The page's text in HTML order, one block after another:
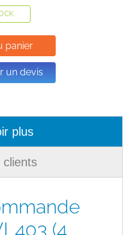
panier
un devis
plus
clients
(4